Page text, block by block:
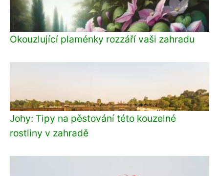
Okouzlující plaménky rozzáří vaši zahradu
Johy: Tipy na pěstování této kouzelné
rostliny v zahradě